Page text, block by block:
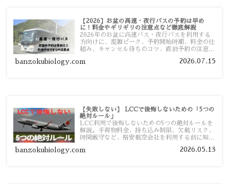
【2026】お盆の高速・夜行バスの予約は早め
に！料金やギリギリの注意点など徹底解説
2026年のお盆に高速バス・夜行バスを利用する
方向けに、混雑ピーク、予約開始時期、料金の仕
組み、キャンセル待ちのコツ、直前予約の注意点
banzokubiology.com 2026.07.15
【失敗しない】 LCCで後悔しないための「5つの
絶対ルール」
LCC利用で後悔しないための5つの絶対ルールを
解説。手荷物料金、持ち込み制限、欠航リスク、
時間厳守など、格安航空会社を利用する前に知っ
す。
banzokubiology.com 2026.05.13